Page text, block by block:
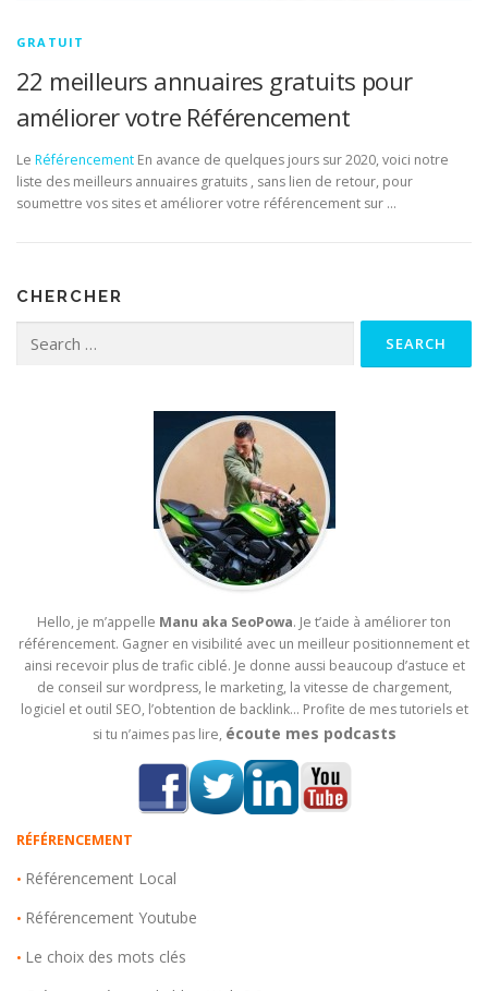
GRATUIT
22 meilleurs annuaires gratuits pour
améliorer votre Référencement
Le Référencement En avance de quelques jours sur 2020, voici notre
liste des meilleurs annuaires gratuits , sans lien de retour, pour
soumettre vos sites et améliorer votre référencement sur …
CHERCHER
Hello, je m’appelle Manu aka SeoPowa. Je t’aide à améliorer ton
référencement. Gagner en visibilité avec un meilleur positionnement et
ainsi recevoir plus de trafic ciblé. Je donne aussi beaucoup d’astuce et
de conseil sur wordpress, le marketing, la vitesse de chargement,
logiciel et outil SEO, l’obtention de backlink… Profite de mes tutoriels et
si tu n’aimes pas lire, écoute mes podcasts
RÉFÉRENCEMENT
• Référencement Local
• Référencement Youtube
• Le choix des mots clés